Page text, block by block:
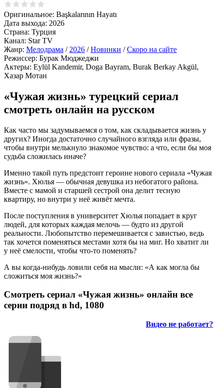
Оригинальное: Başkalarının Hayatı
Дата выхода: 2026
Страна: Турция
Канал: Star TV
Жанр: Мелодрама / 2026 /Новинки /Скоро на сайте
Режиссер: Бурак Мюджеджи
Актеры: Eylül Kandemir, Doga Bayram, Burak Berkay Akgül,
Хазар Мотан
«Чужая жизнь» турецкий сериал
смотреть онлайн на русском
Как часто мы задумываемся о том, как складывается жизнь у
других? Иногда достаточно случайного взгляда или фразы,
чтобы внутри мелькнуло знакомое чувство: а что, если бы моя
судьба сложилась иначе?
Именно такой путь предстоит героине нового сериала «Чужая
жизнь». Хюлья — обычная девушка из небогатого района.
Вместе с мамой и старшей сестрой она делит тесную
квартиру, но внутри у неё живёт мечта.
После поступления в университет Хюлья попадает в круг
людей, для которых каждая мелочь — будто из другой
реальности. Любопытство перемешивается с завистью, ведь
так хочется поменяться местами хотя бы на миг. Но хватит ли
у неё смелости, чтобы что-то поменять?
А вы когда-нибудь ловили себя на мысли: «А как могла бы
сложиться моя жизнь?»
Смотреть сериал «Чужая жизнь» онлайн все
серии подряд в hd, 1080
Видео не работает?